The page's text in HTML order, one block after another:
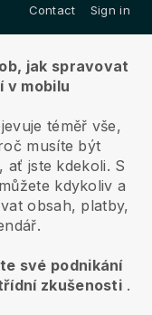
Contact Sign in
jak spravovat
v mobilu
téměř vše,
musíte být
ať jste kdekoli. S
kdykoliv a
obsah, platby,
své podnikání
zkušenosti .